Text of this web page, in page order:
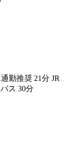
勤推奨 21分 JR
ス 30分